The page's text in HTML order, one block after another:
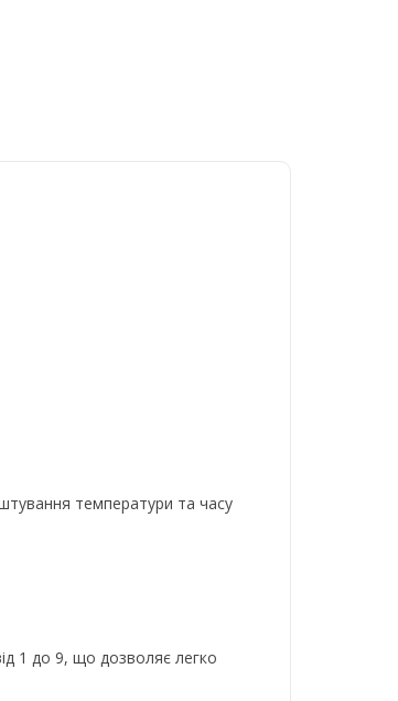
температури та часу
1 до 9, що дозволяє легко